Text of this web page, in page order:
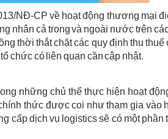
NĐ-CP về hoạt động thương mại
nhân cả trong và ngoài nước trên
thời thắt chặt các quy định thu
chức có liên quan cần cập nhật.
những chủ thể thực hiện hoạt
thức được coi như tham gia vào
cấp dịch vụ logistics sẽ có một phần